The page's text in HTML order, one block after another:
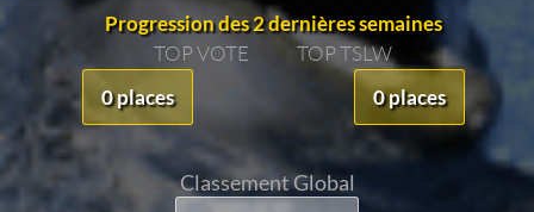
Progression des 2 dernières semaines
TOP VOTE
0 places
TOP TSLW
0 places
Classement Global